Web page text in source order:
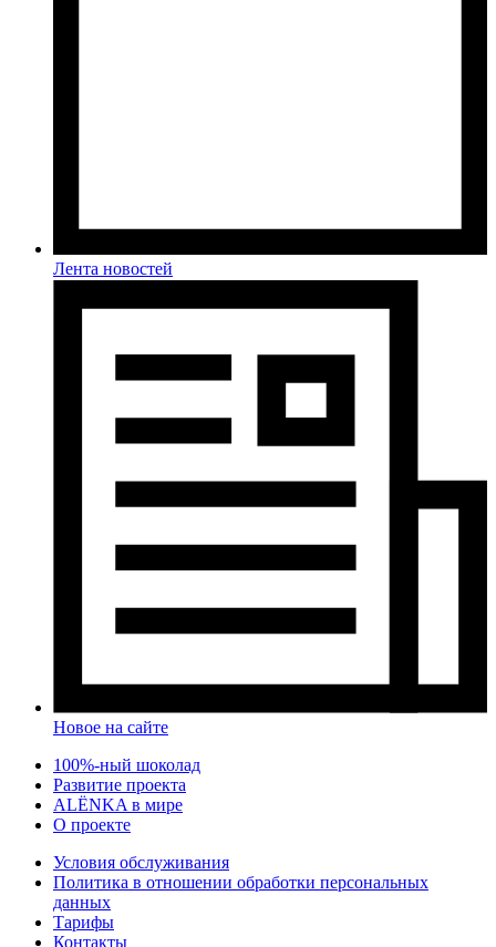
Лента новостей
Новое на сайте
100%-ный шоколад
Развитие проекта
ALЁNKA в мире
О проекте
Условия обслуживания
Политика в отношении обработки персональных
данных
Тарифы
Контакты